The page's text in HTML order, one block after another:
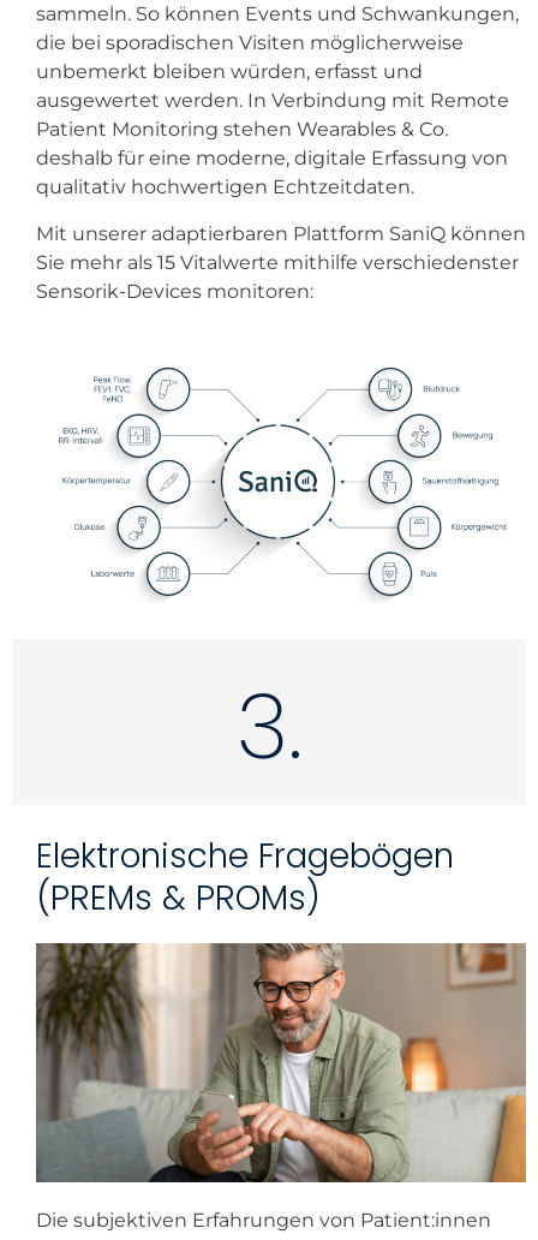
sammeln. So können Events und Schwankungen,
die bei sporadischen Visiten möglicherweise
unbemerkt bleiben würden, erfasst und
ausgewertet werden. In Verbindung mit Remote
Patient Monitoring stehen Wearables & Co.
deshalb für eine moderne, digitale Erfassung von
qualitativ hochwertigen Echtzeitdaten.
Mit unserer adaptierbaren Plattform SaniQ können
Sie mehr als 15 Vitalwerte mithilfe verschiedenster
Sensorik-Devices monitoren:
3.
Elektronische Fragebögen
(PREMs & PROMs)
Die subjektiven Erfahrungen von Patient:innen